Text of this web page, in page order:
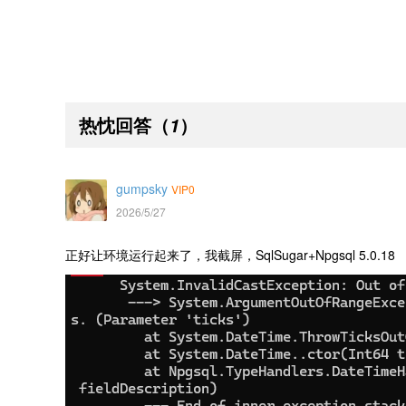
热忱回答 （1）
gumpsky VIP0
2026/5/27
正好让环境运行起来了，我截屏，SqlSugar+Npgsql 5.0.18